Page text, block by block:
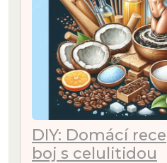
DIY: Domácí
boj s celulitidou